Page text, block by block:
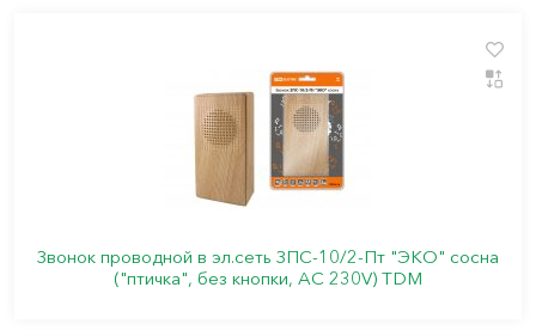
Звонок проводной в эл.сеть ЗПС-10/2-Пт "ЭКО" сосна
("птичка", без кнопки, AC 230V) TDM